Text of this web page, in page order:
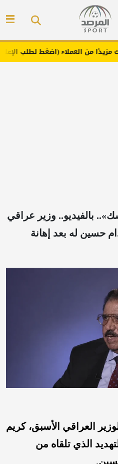
لطلب الإعلان)
بالفيديو.. وزير عراقي
حسين له بعد إهانة
العراقي الأسبق، كريم
الذي تلقاه من